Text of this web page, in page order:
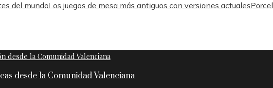
del mundoLos juegos de mesa más antiguos con versiones actuales
desde la Comunidad Valenciana